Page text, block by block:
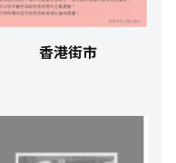
香港街市